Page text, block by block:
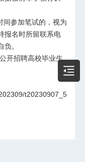
间参加笔试的，视为
报名时所留联系电
。
开招聘高校毕业生
t20230907_5